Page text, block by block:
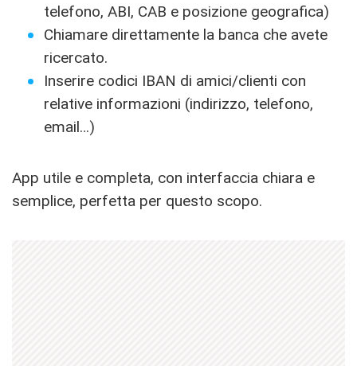
telefono, ABI, CAB e posizione geografica)
Chiamare direttamente la banca che avete
ricercato.
Inserire codici IBAN di amici/clienti con
relative informazioni (indirizzo, telefono,
email…)
App utile e completa, con interfaccia chiara e
semplice, perfetta per questo scopo.